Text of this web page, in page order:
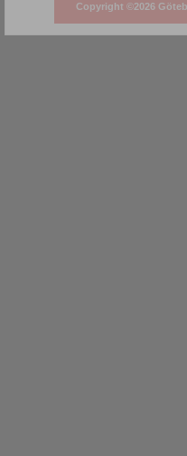
Copyright ©2026